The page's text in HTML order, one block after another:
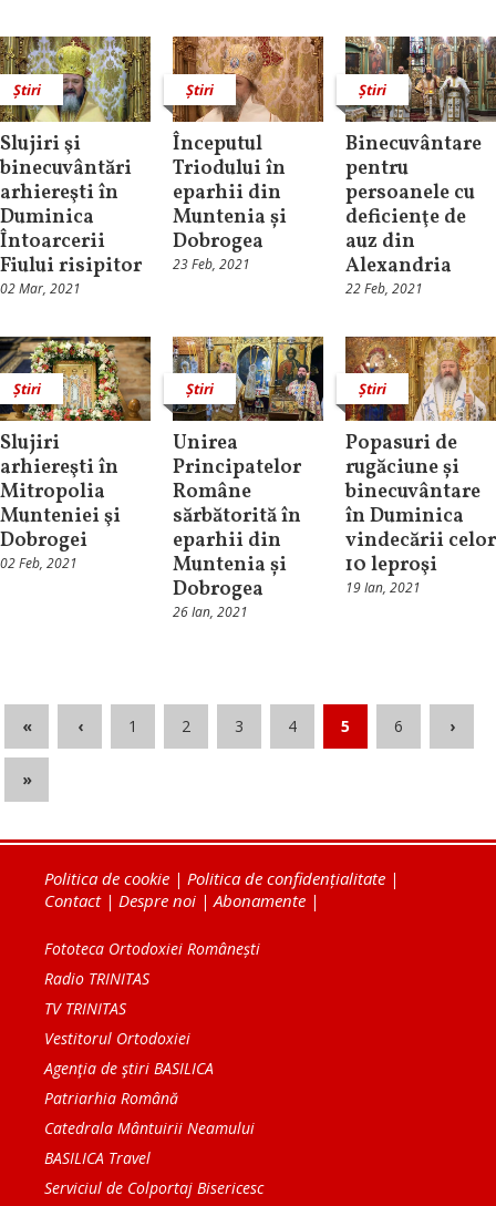
Știri
Slujiri şi
binecuvântări
arhiereşti în
Duminica
Întoarcerii
Fiului risipitor
02 Mar, 2021
Știri
Începutul
Triodului în
eparhii din
Muntenia și
Dobrogea
23 Feb, 2021
Știri
Binecuvântare
pentru
persoanele cu
deficienţe de
auz din
Alexandria
22 Feb, 2021
Știri
Slujiri
arhiereşti în
Mitropolia
Munteniei şi
Dobrogei
02 Feb, 2021
Știri
Unirea
Principatelor
Române
sărbătorită în
eparhii din
Muntenia și
Dobrogea
26 Ian, 2021
Știri
Popasuri de
rugăciune și
binecuvântare
în Duminica
vindecării celor
10 leproşi
19 Ian, 2021
« ‹ 1 2 3 4 5 6 ›
»
Politica de cookie | Politica de confidențialitate |
Contact| Despre noi |Abonamente |
Fototeca Ortodoxiei Românești
Radio TRINITAS
TV TRINITAS
Vestitorul Ortodoxiei
Agenţia de ştiri BASILICA
Patriarhia Română
Catedrala Mântuirii Neamului
BASILICA Travel
Serviciul de Colportaj Bisericesc